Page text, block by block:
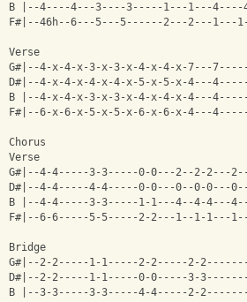
B |--4----4---3----3-----1---1---4----
F#|--46h--6---5---5------2---2---1---
Verse
G#|--4-x-4-x-3-x-3-x-4-x-4-x-7---
D#|--4-x-4-x-4-x-4-x-5-x-5-x-4---
B |--4-x-4-x-3-x-3-x-4-x-4-x-4---
F#|--6-x-6-x-5-x-5-x-6-x-6-x-4---
Chorus
Verse
G#|--4-4-----3-3-----0-0---2--2-2---
D#|--4-4-----4-4-----0-0---0--0-0---
B |--4-4-----3-3-----1-1---4--4-4---
F#|--6-6-----5-5-----2-2---1--1-1---
Bridge
G#|--2-2-----1-1-----2-2-----2-
D#|--2-2-----1-1-----0-0-----3-
B |--3-3-----3-3-----4-4-----2-